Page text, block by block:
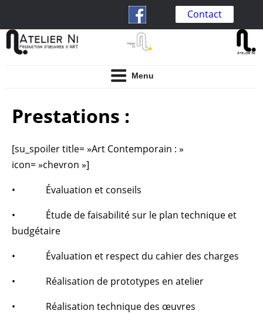
contenu
principal
Contact
Atelier Ni
Production d'oeuvre d'art
Menu
Prestations :
[su_spoiler title= »Art Contemporain : »
icon= »chevron »]
• Évaluation et conseils
• Étude de faisabilité sur le plan technique et
budgétaire
• Évaluation et respect du cahier des charges
• Réalisation de prototypes en atelier
• Réalisation technique des œuvres